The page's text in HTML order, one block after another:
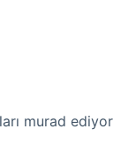
murad ediyor